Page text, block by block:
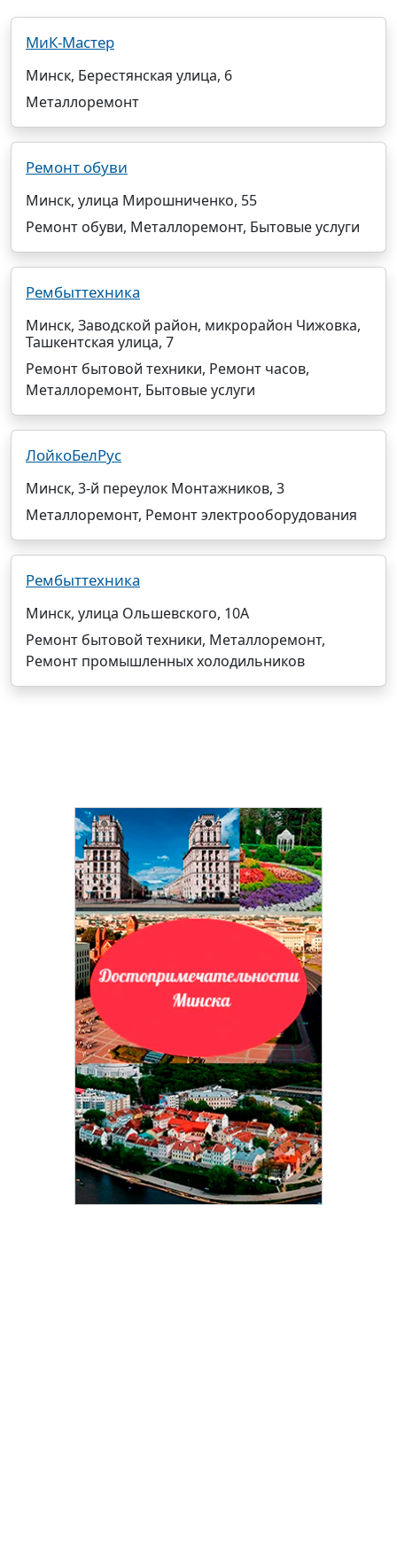
МиК-Мастер
Минск, Берестянская улица, 6
Металлоремонт
Ремонт обуви
Минск, улица Мирошниченко, 55
Ремонт обуви, Металлоремонт, Бытовые услуги
Рембыттехника
Минск, Заводской район, микрорайон Чижовка,
Ташкентская улица, 7
Ремонт бытовой техники, Ремонт часов,
Металлоремонт, Бытовые услуги
ЛойкоБелРус
Минск, 3-й переулок Монтажников, 3
Металлоремонт, Ремонт электрооборудования
Рембыттехника
Минск, улица Ольшевского, 10А
Ремонт бытовой техники, Металлоремонт,
Ремонт промышленных холодильников